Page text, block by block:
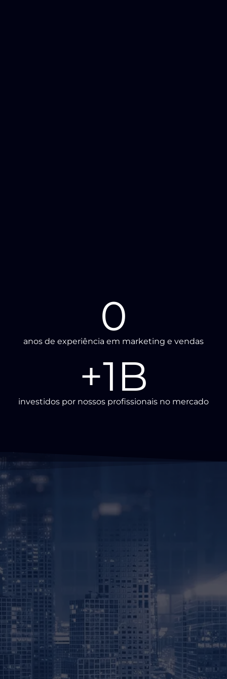
anos de experiência em marketing e vendas
0
investidos por nossos profissionais no mercado
+1B